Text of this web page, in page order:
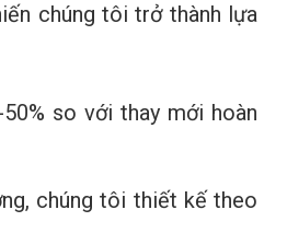
chúng tôi trở thành lựa
so với thay mới hoàn
chúng tôi thiết kế theo